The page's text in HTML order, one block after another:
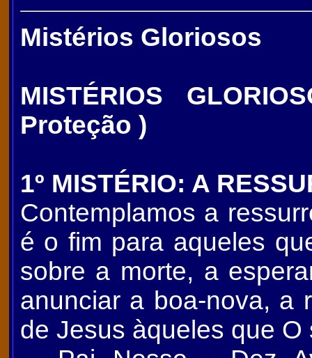
Mistérios Gloriosos
MISTÉRIOS
Proteção )
1º MISTÉRIO: A
Contemplamos a
é o fim para aqueles
sobre a morte, a
anunciar a boa-nova, a
de Jesus àqueles que O